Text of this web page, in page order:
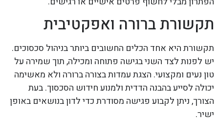
תקשורת ברורה ואפקטיבית
תקשורת היא אחד הכלים החשובים ביותר בניהול סכסוכים.
יש לפנות לצד השני בגישה פתוחה ומכילה, תוך שמירה על
טון נעים ומקצועי. הצגת עמדות בצורה ברורה ולא מאשימה
יכולה לסייע בהבנה הדדית ולמנוע חידוש הסכסוך. בעת
הצורך, ניתן לקבוע פגישה מסודרת כדי לדון בנושאים באופן
ישיר.